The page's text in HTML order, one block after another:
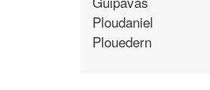
Ploudaniel
Plouedern